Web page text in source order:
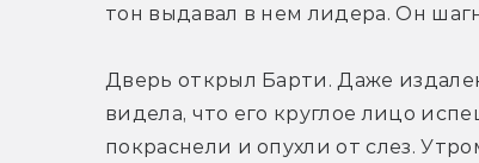
тон выдавал в нем лидера. Он
Дверь открыл Барти. Даже
видела, что его круглое лицо
покраснели и опухли от слез.